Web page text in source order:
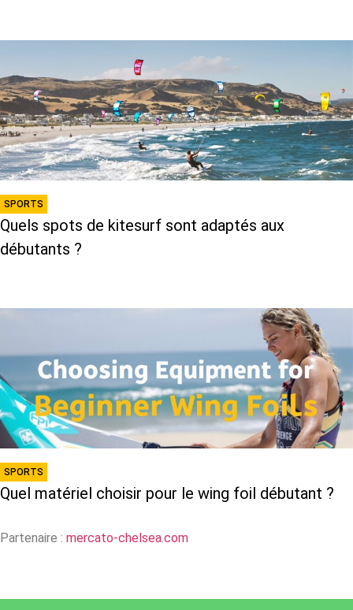
SPORTS
Quels spots de kitesurf sont adaptés aux
débutants ?
SPORTS
Quel matériel choisir pour le wing foil débutant ?
Partenaire : mercato-chelsea.com